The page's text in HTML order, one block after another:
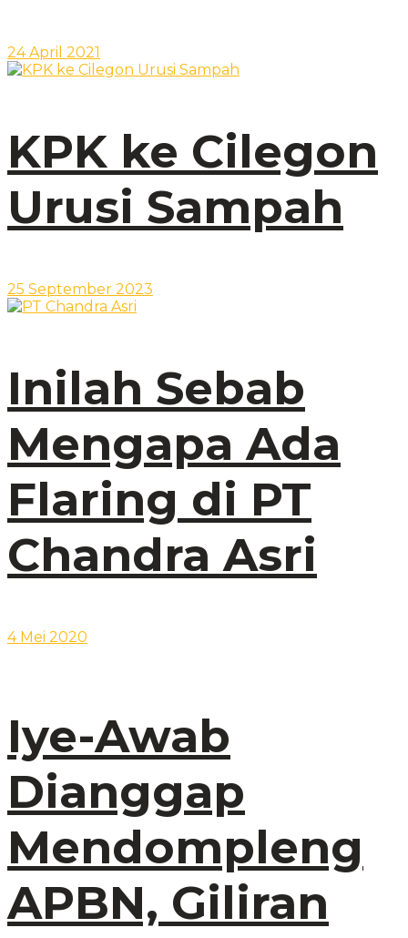
24 April 2021
KPK ke Cilegon
Urusi Sampah
25 September 2023
Inilah Sebab
Mengapa Ada
Flaring di PT
Chandra Asri
4 Mei 2020
Iye-Awab
Dianggap
Mendompleng
APBN, Giliran